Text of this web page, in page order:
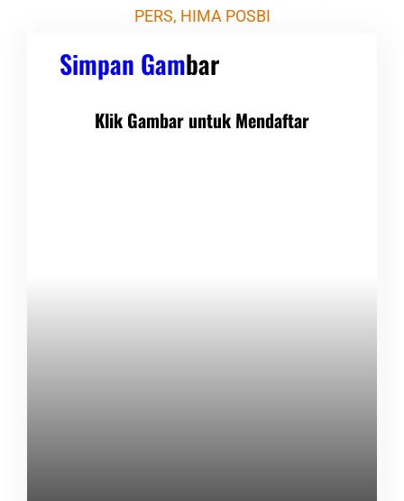
PERS, HIMA POSBI
Simpan GamBar
Klik Gambar untuk Mendaftar